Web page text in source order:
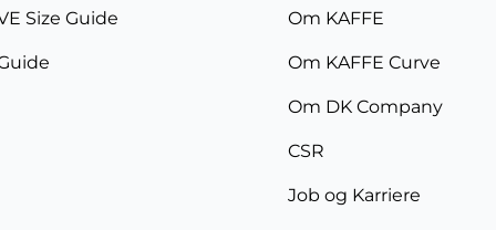
Size Guide Om KAFFE
Om KAFFE Curve
Om DK Company
CSR
Job og Karriere